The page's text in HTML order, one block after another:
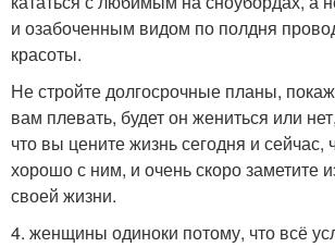
и озабоченным видом по полдня
красоты.
Не стройте долгосрочные планы,
вам плевать, будет он жениться или
что вы цените жизнь сегодня и сейчас,
хорошо с ним, и очень скоро заметите
своей жизни.
4. женщины одиноки потому, что всё